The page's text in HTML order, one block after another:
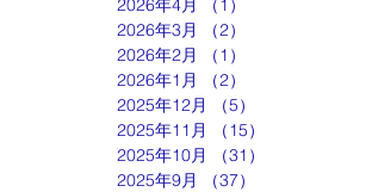
2026年4月
（1）
2026年3月
（2）
2026年2月
（1）
2026年1月
（2）
2025年12月
（5）
2025年11月
（15）
2025年10月
（31）
2025年9月
（37）